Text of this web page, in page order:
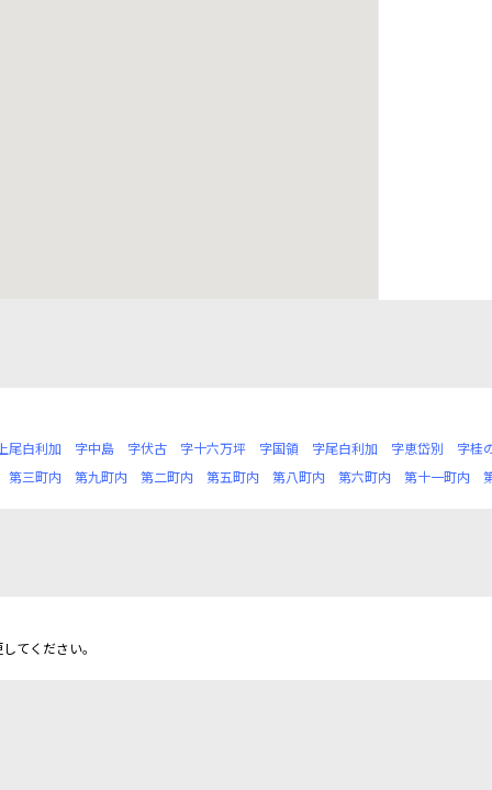
尾白利加 字中島 字伏古 字十六万坪 字国領 字尾白利加 字恵岱別
字桂
第三町内
第九町内 第二町内 第五町内 第八町内 第六町内 第十一町内
てください。